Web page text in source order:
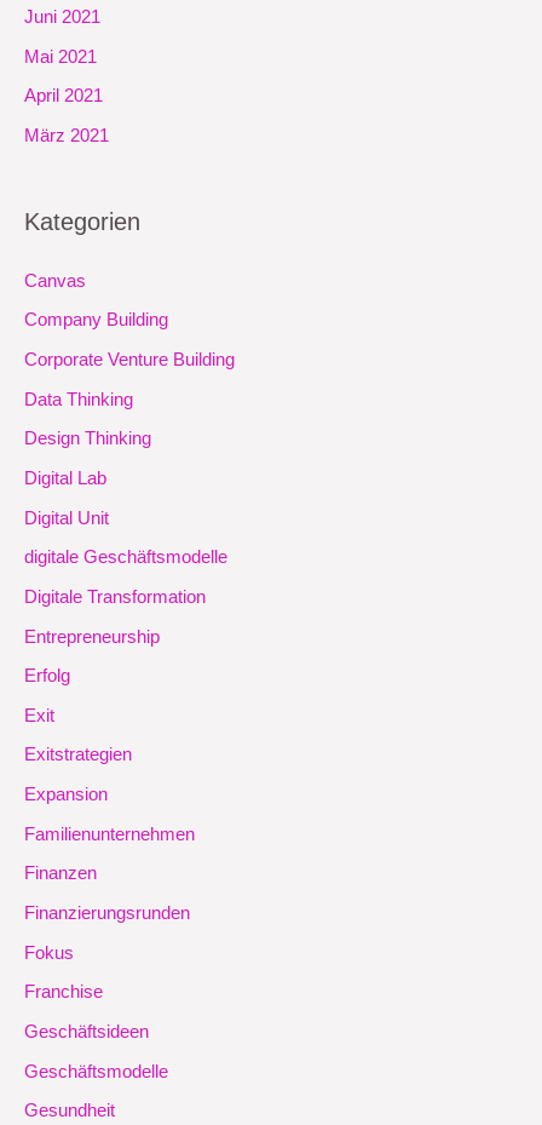
Juni 2021
Mai 2021
April 2021
März 2021
Kategorien
Canvas
Company Building
Corporate Venture Building
Data Thinking
Design Thinking
Digital Lab
Digital Unit
digitale Geschäftsmodelle
Digitale Transformation
Entrepreneurship
Erfolg
Exit
Exitstrategien
Expansion
Familienunternehmen
Finanzen
Finanzierungsrunden
Fokus
Franchise
Geschäftsideen
Geschäftsmodelle
Gesundheit